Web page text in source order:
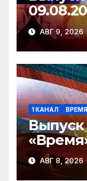
АВГ 9, 2026
1 КАНАЛ
АВГ 8, 2026